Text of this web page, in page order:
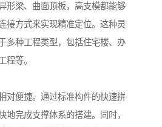
形梁、曲面顶板，高支模都能够
接方式来实现精准定位。这种灵
多种工程类型，包括住宅楼、办
程等。
对便捷。通过标准构件的快速拼
地完成支撑体系的搭建。同时，